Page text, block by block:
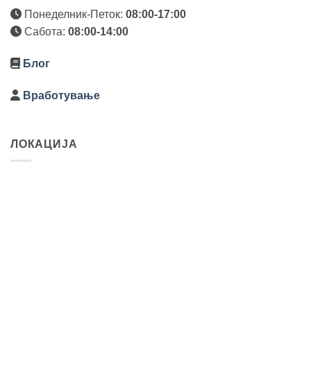
Понеделник-Петок: 08:00-17:00
Сабота: 08:00-14:00
Блог
Вработување
ЛОКАЦИЈА